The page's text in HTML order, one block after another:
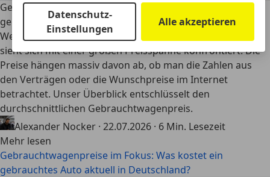
Datenschutz-
Einstellungen
Alle akzeptieren
Gebrauchtwagenpreise im Fokus: Was kostet ein
gebrauchtes Auto aktuell in Deutschland?
Wer einen Gebrauchten kaufen oder verkaufen möchte,
sieht sich mit einer großen Preisspanne konfrontiert: Die
Preise hängen massiv davon ab, ob man die Zahlen aus
den Verträgen oder die Wunschpreise im Internet
betrachtet. Unser Überblick entschlüsselt den
durchschnittlichen Gebrauchtwagenpreis.
Alexander Nocker · 22.07.2026 · 6 Min. Lesezeit
Mehr lesen
Gebrauchtwagenpreise im Fokus: Was kostet ein
gebrauchtes Auto aktuell in Deutschland?